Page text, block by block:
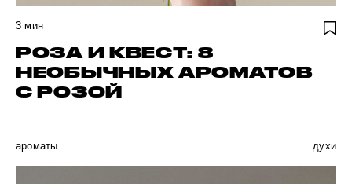
3 мин
РОЗА И КВЕСТ: 8
НЕОБЫЧНЫХ АРОМАТОВ
С РОЗОЙ
ароматы духи